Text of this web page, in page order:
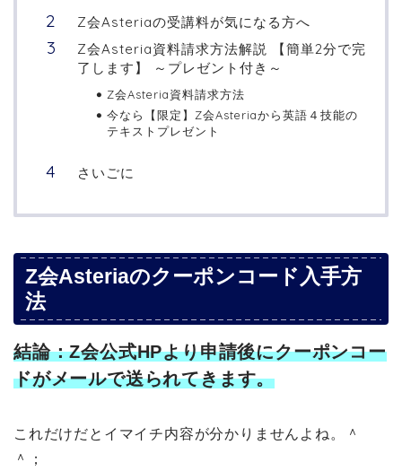
Z会Asteriaの受講料が気になる方へ
Z会Asteria資料請求方法解説 【簡単2分で完
了します】 ～プレゼント付き～
Z会Asteria資料請求方法
今なら【限定】Z会Asteriaから英語４技能の
テキストプレゼント
さいごに
Z会Asteriaのクーポンコード入手方
法
結論：Z会公式HPより申請後にクーポンコー
ドがメールで送られてきます。
これだけだとイマイチ内容が分かりませんよね。＾
＾；